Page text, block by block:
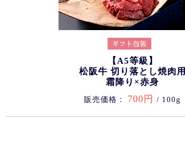
【A5等級】
松阪牛 切り落とし焼肉用
霜降り×赤身
販売価格： 700円 / 100g